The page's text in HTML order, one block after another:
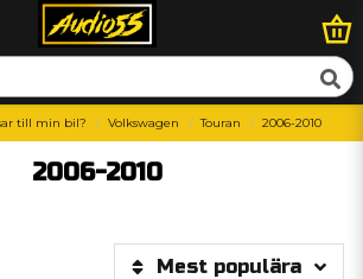
till min bil? Volkswagen Touran 2006-2010
2006-2010
Mest populära